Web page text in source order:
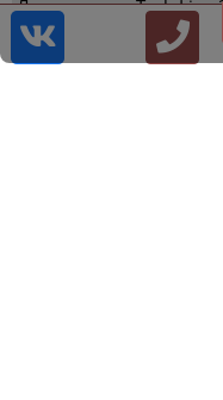
Литые диски Tech Line